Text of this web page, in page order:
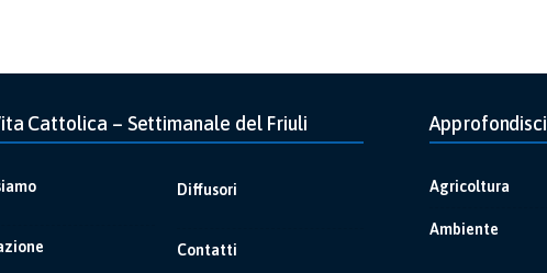
Cattolica – Settimanale del Friuli
Diffusori
Contatti
Approfondisci
Agricoltura
Ambiente